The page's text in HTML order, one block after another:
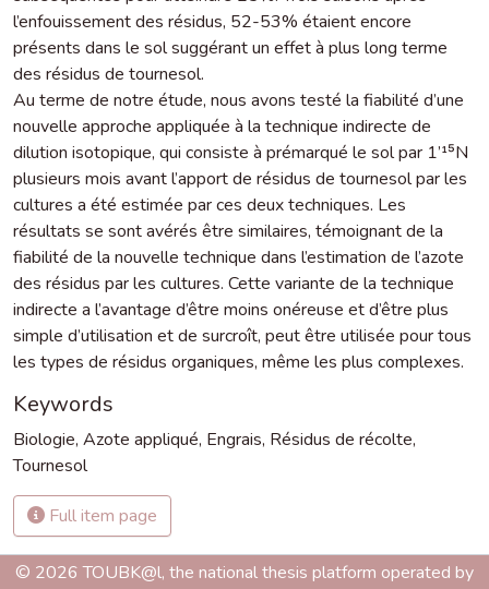
l’enfouissement des résidus, 52-53% étaient encore
présents dans le sol suggérant un effet à plus long terme
des résidus de tournesol.
Au terme de notre étude, nous avons testé la fiabilité d’une
nouvelle approche appliquée à la technique indirecte de
dilution isotopique, qui consiste à prémarqué le sol par 1’¹⁵N
plusieurs mois avant l’apport de résidus de tournesol par les
cultures a été estimée par ces deux techniques. Les
résultats se sont avérés être similaires, témoignant de la
fiabilité de la nouvelle technique dans l’estimation de l’azote
des résidus par les cultures. Cette variante de la technique
indirecte a l’avantage d’être moins onéreuse et d’être plus
simple d’utilisation et de surcroît, peut être utilisée pour tous
les types de résidus organiques, même les plus complexes.
Keywords
Biologie, Azote appliqué, Engrais, Résidus de récolte,
Tournesol
Full item page
© 2026 TOUBK@l, the national thesis platform operated by